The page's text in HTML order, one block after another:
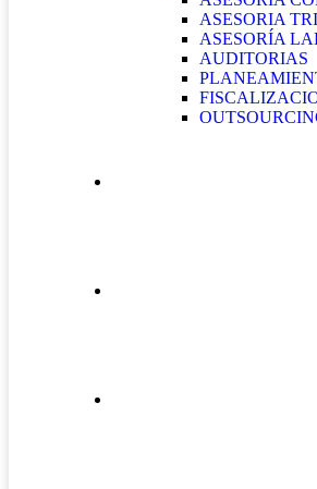
ASESORIA
ASESORÍA
AUDITORIAS